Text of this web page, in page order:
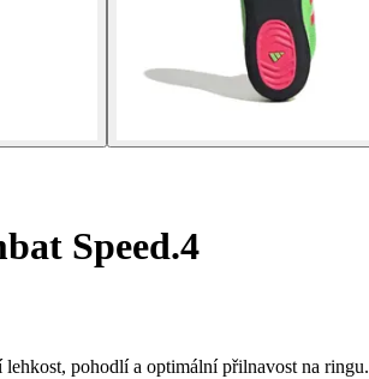
Speed.4
lehkost, pohodlí a optimální přilnavost na ringu.